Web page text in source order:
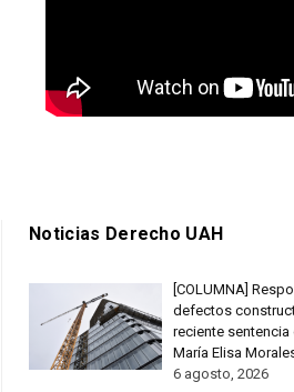
Noticias Derecho UAH
[COLUMNA]
defectos
reciente sentencia
María Elisa
6 agosto, 2026